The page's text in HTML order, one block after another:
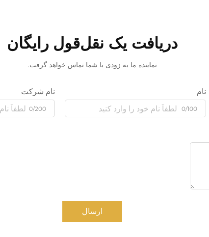
دریافت یک نقل‌قول رایگان
نماینده ما به زودی با شما تماس خواهد گرفت.
نام
0/100
نام شرکت
0/200
ارسال